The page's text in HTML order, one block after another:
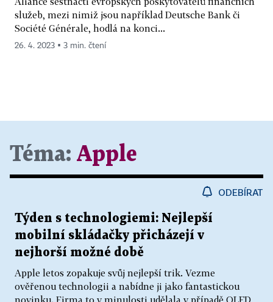
služeb, mezi nimiž jsou například Deutsche Bank či
Société Générale, hodlá na konci...
26. 4. 2023 ▪ 3 min. čtení
Téma: Apple
ODEBÍRAT
Týden s technologiemi: Nejlepší
mobilní skládačky přicházejí v
nejhorší možné době
Apple letos zopakuje svůj nejlepší trik. Vezme
ověřenou technologii a nabídne ji jako fantastickou
novinku. Firma to v minulosti udělala v případě OLED